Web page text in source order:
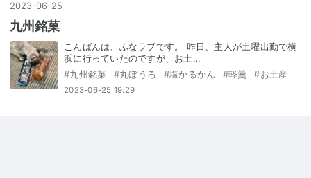
2023-06-25
九州銘菓
こんばんは、ふなラブです。 昨日、主人が土曜出勤で横
浜に行っていたのですが、お土…
#九州銘菓 #丸ぼうろ #塩かるかん #軽羹 #お土産
2023-06-25 19:29